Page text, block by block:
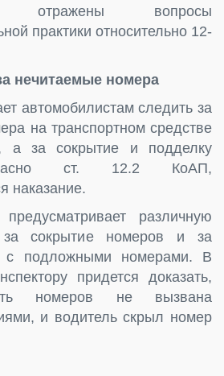
вопросы
практики относительно 12-
нечитаемые номера
автомобилистам следить за
на транспортном средстве
а за сокрытие и подделку
ст. 12.2 КоАП,
наказание.
различную
за сокрытие номеров и за
с подложными номерами. В
придется доказать,
номеров не вызвана
и водитель скрыл номер